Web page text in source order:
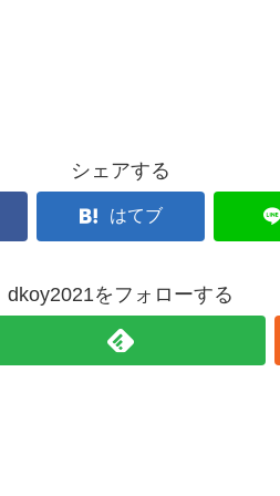
シェアする
はてブ
dkoy2021をフォローする